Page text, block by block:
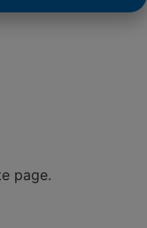
page.